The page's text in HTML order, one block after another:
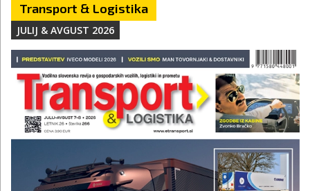
Transport & Logistika
JULIJ & AVGUST 2026